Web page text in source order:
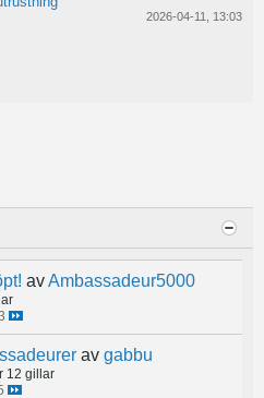
2026-04-11, 13:03
avAmbassadeur5000
av gabbu
12 gillar